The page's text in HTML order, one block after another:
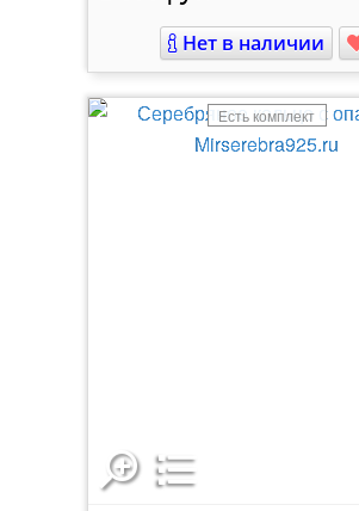
Нет в наличии
Есть комплект